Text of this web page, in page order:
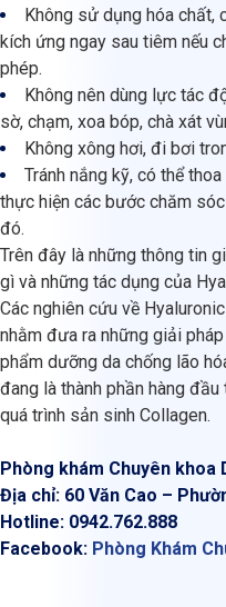
Không sử dụng hóa chất,
kích ứng ngay sau tiêm nếu
phép.
Không nên dùng lực tác
sờ, chạm, xoa bóp, chà xát
Không xông hơi, đi bơi
Tránh nắng kỹ, có thể
thực hiện các bước chăm
đó.
Trên đây là những thông tin
gì và những tác dụng của
Các nghiên cứu về
nhằm đưa ra những giải
phẩm dưỡng da chống lão
đang là thành phần hàng
quá trình sản sinh Collagen.
Phòng khám Chuyên khoa
Địa chỉ: 60 Văn Cao –
Hotline: 0942.762.888
Facebook: Phòng Khám